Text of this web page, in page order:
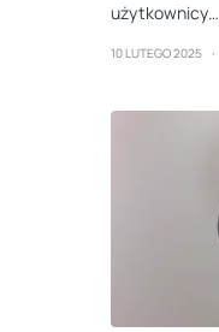
użytkownicy…
10 LUTEGO 2025